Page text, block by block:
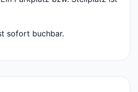
sofort buchbar.